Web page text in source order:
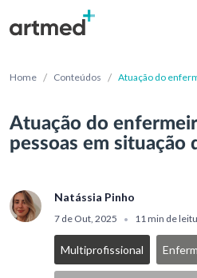
Home / Conteúdos / Atuação do
Atuação do
pessoas em situação
Natássia Pinho
7 de Out, 2025 • 11 min de
Multiprofissional